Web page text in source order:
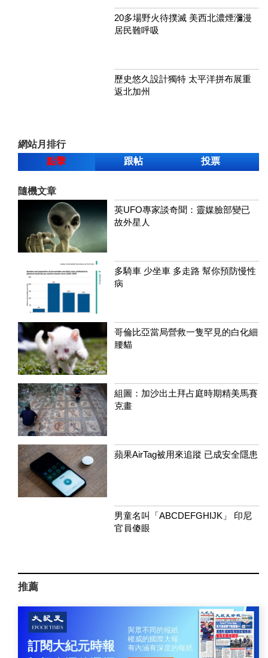
20多場野火待撲滅 美西北濃煙瀰漫
居民難呼吸
歷史悠久設計獨特 太平洋拼布展重
返北加州
網站月排行
點擊
跟帖 投票
隨機文章
英UFO專家談奇聞：靈媒臉部變已
故外星人
多騎車 少坐車 多走路 幫你預防慢性
病
哥倫比亞當局營救一隻罕見的白化細
腰貓
組圖：加沙出土拜占庭時期精美馬賽
克畫
蘋果AirTag被用來追蹤 已成安全隱患
男童名叫「ABCDEFGHIJK」 印尼
官員傻眼
推薦